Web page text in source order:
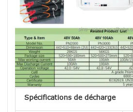
Spécifications de décharge